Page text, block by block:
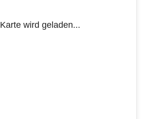
Karte wird geladen...